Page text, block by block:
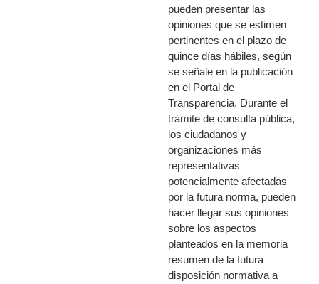
pueden presentar las
opiniones que se estimen
pertinentes en el plazo de
quince días hábiles, según
se señale en la publicación
en el Portal de
Transparencia. Durante el
trámite de consulta pública,
los ciudadanos y
organizaciones más
representativas
potencialmente afectadas
por la futura norma, pueden
hacer llegar sus opiniones
sobre los aspectos
planteados en la memoria
resumen de la futura
disposición normativa a